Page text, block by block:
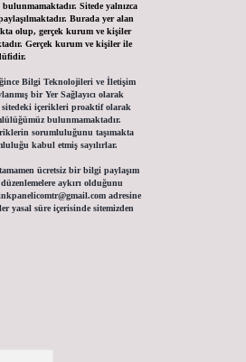
Sitede yalnızca
Burada yer alan
olup, gerçek kurum ve kişiler
Gerçek kurum ve kişiler ile
Bilgi Teknolojileri ve İletişim
bir Yer Sağlayıcı olarak
sitedeki içerikleri proaktif olarak
bulunmamaktadır.
sorumluluğunu taşımakta
kabul etmiş sayılırlar.
ücretsiz bir bilgi paylaşım
aykırı olduğunu
adresine
yasal süre içerisinde sitemizden